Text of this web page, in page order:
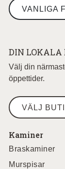
VANLIGA
DIN LOKALA
Välj din
öppettider.
VÄLJ
Kaminer
Braskaminer
Murspisar